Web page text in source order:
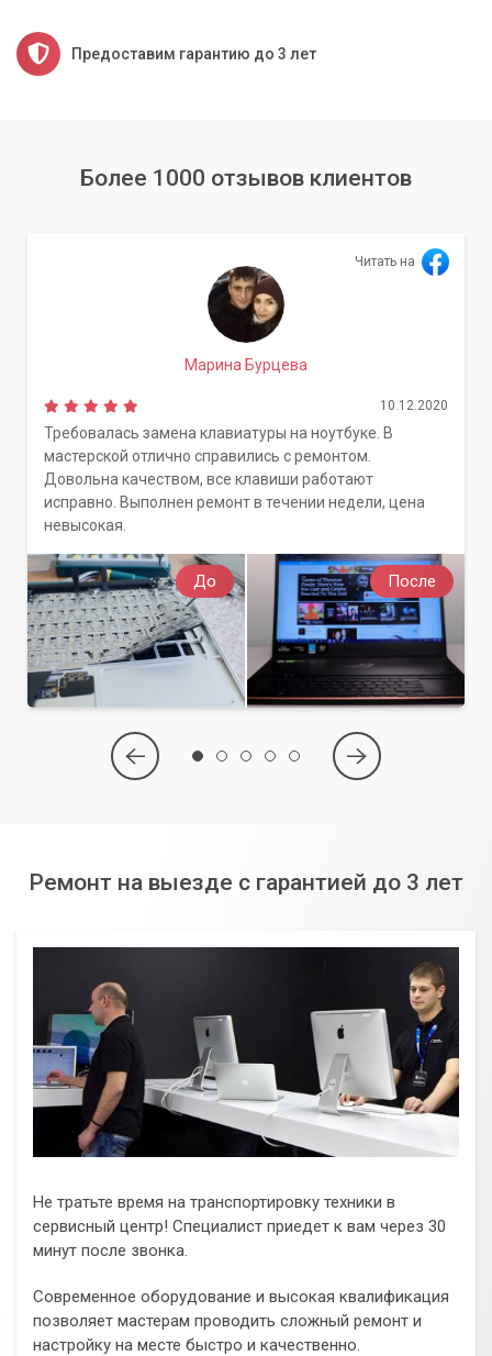
Предоставим гарантию до 3 лет
Более 1000 отзывов клиентов
До После
Читать на
Марина Бурцева
10.12.2020
Требовалась замена клавиатуры на ноутбуке. В
мастерской отлично справились с ремонтом.
Довольна качеством, все клавиши работают
исправно. Выполнен ремонт в течении недели, цена
невысокая.
Ремонт на выезде с гарантией до 3 лет
Не тратьте время на транспортировку техники в
сервисный центр! Специалист приедет к вам через 30
минут после звонка.
Современное оборудование и высокая квалификация
позволяет мастерам проводить сложный ремонт и
настройку на месте быстро и качественно.